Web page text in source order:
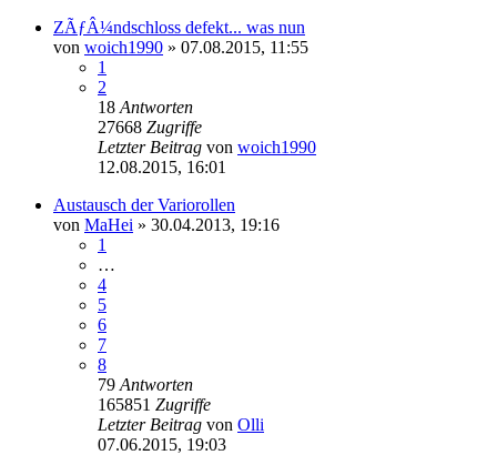
ZÃƒÂ¼ndschloss defekt... was nun
von woich1990 » 07.08.2015, 11:55
1
2
18 Antworten
27668 Zugriffe
Letzter Beitrag von woich1990
12.08.2015, 16:01
Austausch der Variorollen
von MaHei » 30.04.2013, 19:16
1
…
4
5
6
7
8
79 Antworten
165851 Zugriffe
Letzter Beitrag von Olli
07.06.2015, 19:03